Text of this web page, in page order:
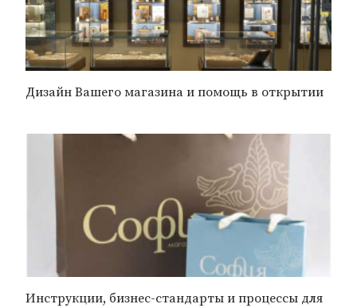
Дизайн Вашего магазина и помощь в открытии
Инструкции, бизнес-стандарты и процессы для